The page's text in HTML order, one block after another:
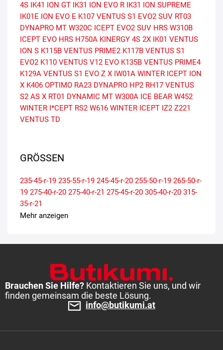
4S IK41 ION GT IK31 ION EVO R IK31 ION SUPREME
IK01E ION EVO E K107 VENTUS S1 EVO2 SUV RT03
DYNAPRO MT W320C ICEPT EVO2 SUV HRS W310B
ICEPT EVO HRS H750A KINERGY 4S 2X IK01 VENTUS
ION S K115B VENTUS PRIME2 K117B VENTUS S1
EVO2 K110 VENTUS V12 EVO K135B VENTUS PRIME4
K129A VENTUS S1 EVO Z X IW01A WINTER ICEPT ION
X K406 OPTIMO RA23 DYNAPRO HP2 RH17 VENTUS
S2 AS X RT01 DYNAMIC MT W300A ICE BEAR W452
WINTER I*CEPT RS2 W616 WINTER ICEPT IZ2 Z221
VENTUS TD
GRÖSSEN
235-45-r-19 235-55-r-19 245-45-r-20 255-50-r-19 265-50-r-
19 275-40-r-20 275-40-r-21 275-45-r-20 305-40-r-20 315-
35-r-21
Mehr anzeigen
Brauchen Sie Hilfe? Kontaktieren Sie uns, und wir
finden gemeinsam die beste Lösung.
info@butikumi.at